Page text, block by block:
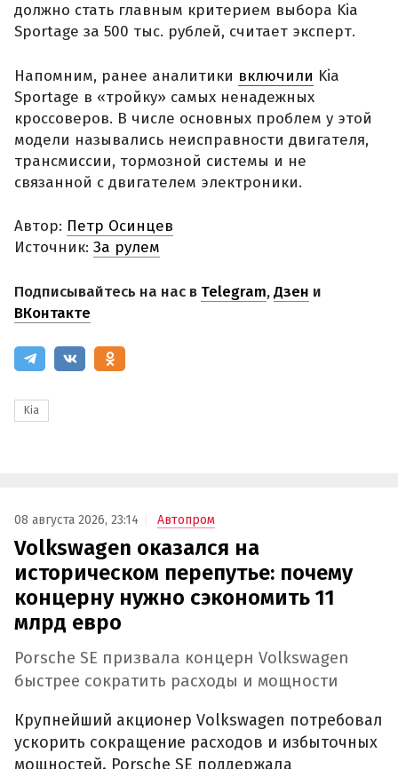
должно стать главным критерием выбора Kia
Sportage за 500 тыс. рублей, считает эксперт.
Напомним, ранее аналитики включили Kia
Sportage в «тройку» самых ненадежных
кроссоверов. В числе основных проблем у этой
модели назывались неисправности двигателя,
трансмиссии, тормозной системы и не
связанной с двигателем электроники.
Автор: Петр Осинцев
Источник: За рулем
Подписывайтесь на нас в Telegram,Дзен и
ВКонтакте
Kia
08 августа 2026, 23:14 Автопром
Volkswagen оказался на
историческом перепутье: почему
концерну нужно сэкономить 11
млрд евро
Porsche SE призвала концерн Volkswagen
быстрее сократить расходы и мощности
Крупнейший акционер Volkswagen потребовал
ускорить сокращение расходов и избыточных
мощностей. Porsche SE поддержала